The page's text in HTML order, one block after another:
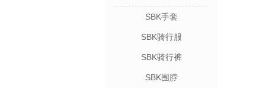
SBK手套
SBK骑行服
SBK骑行裤
SBK围脖